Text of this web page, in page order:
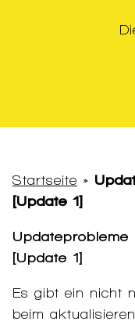
Startseite »
[Update 1]
Updateprobleme
[Update 1]
Es gibt ein nicht
beim